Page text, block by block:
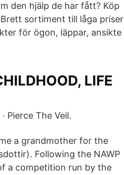
den hjälp de har fått? Köp
sortiment till låga priser
för ögon, läppar, ansikte
LIFE
Pierce The Veil.
a grandmother for the
Following the NAWP
a competition run by the